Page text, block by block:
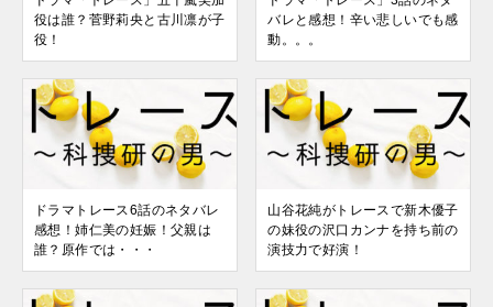
役は誰？菅野莉央と古川凛が子
役！
バレと感想！辛い悲しいでも感
動。。。
ドラマトレース6話のネタバレ
感想！姉仁美の妊娠！父親は
誰？原作では・・・
山谷花純がトレースで新木優子
の妹役の沢口カンナを持ち前の
演技力で好演！